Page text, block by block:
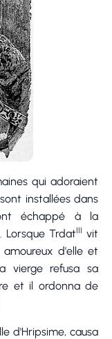
qui adoraient
installées dans
échappé à la
Lorsque TrdatIII vit
d'elle et
vierge refusa sa
et il ordonna de
d'Hripsime, causa